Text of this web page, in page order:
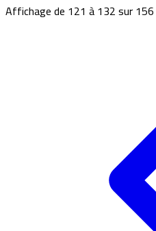
Affichage de 121 à132sur156